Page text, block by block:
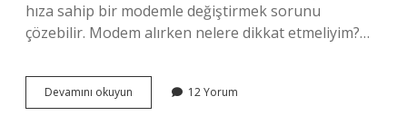
hıza sahip bir modemle değiştirmek sorunu
çözebilir. Modem alırken nelere dikkat etmeliyim?…
Devamını okuyun Modemin
Önemi
12 Yorum